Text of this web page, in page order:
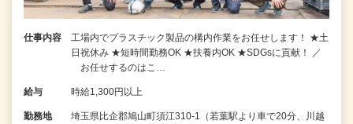
仕事内容
工場内でプラスチック製品の構内作業をお任せします！ ★土
日祝休み ★短時間勤務OK ★扶養内OK ★SDGsに貢献！ ／
お任せするのはこ…
給与 時給1,300円以上
勤務地
埼玉県比企郡鳩山町須江310-1（若葉駅より車で20分、川越